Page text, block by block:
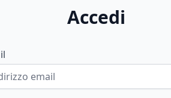
Accedi